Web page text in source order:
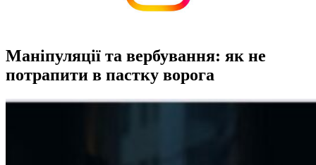
Маніпуляції та вербування: як не
потрапити в пастку ворога